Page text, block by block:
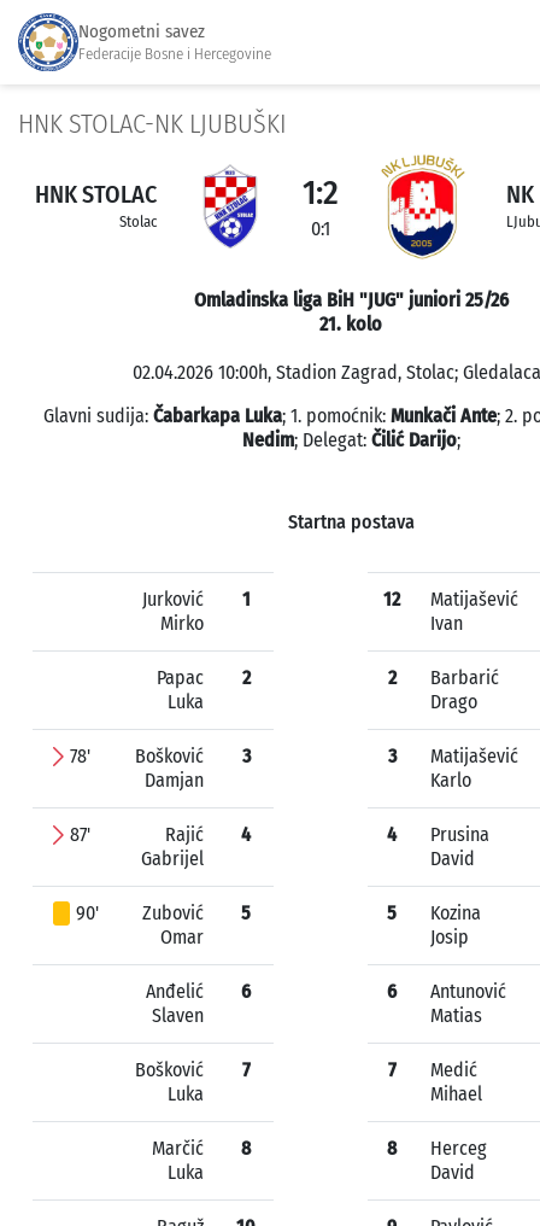
Nogometni savez
Federacije Bosne i Hercegovine
HNK STOLAC-NK LJUBUŠKI
HNK STOLAC
Stolac
1:2
0:1
NK
Omladinska liga BiH "JUG" juniori 25/26
21. kolo
02.04.2026 10:00h, Stadion Zagrad, Stolac;
Glavni sudija: Čabarkapa Luka; 1. pomoćnik: Munkači Ante; 2.
Nedim; Delegat: Čilić Darijo;
Startna postava
Jurković
Mirko
1
Papac
Luka
2
78'
Bošković
Damjan
3
87'
Rajić
Gabrijel
4
90'
Zubović
Omar
5
Anđelić
Slaven
6
Bošković
Luka
7
Marčić
Luka
8
12
Matijašević
Ivan
2
Barbarić
Drago
3
Matijašević
Karlo
4
Prusina
David
5
Kozina
Josip
6
Antunović
Matias
7
Medić
Mihael
8
Herceg
David